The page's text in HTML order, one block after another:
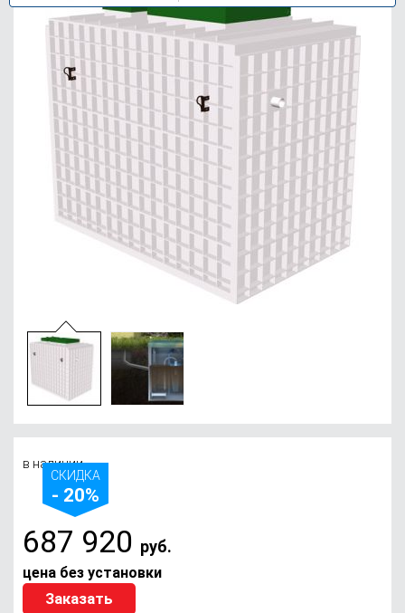
в наличии
СКИДКА
- 20%
687 920 руб.
цена без установки
Заказать